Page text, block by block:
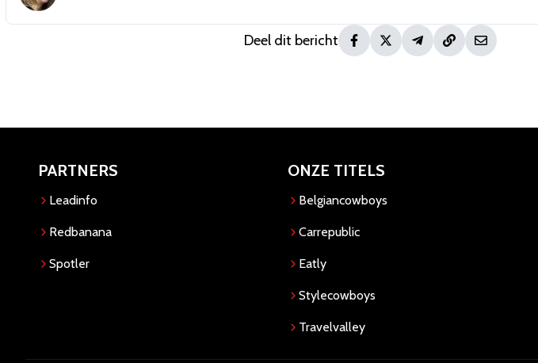
Deel dit bericht
PARTNERS
Leadinfo
Redbanana
Spotler
ONZE TITELS
Belgiancowboys
Carrepublic
Eatly
Stylecowboys
Travelvalley